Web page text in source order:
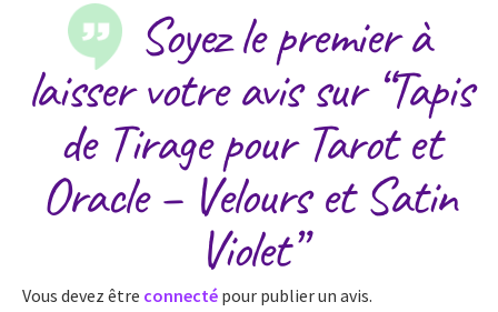
Soyez le premier à
laisser votre avis sur “Tapis
de Tirage pour Tarot et
Oracle – Velours et Satin
Violet”
Vous devez être connecté pour publier un avis.